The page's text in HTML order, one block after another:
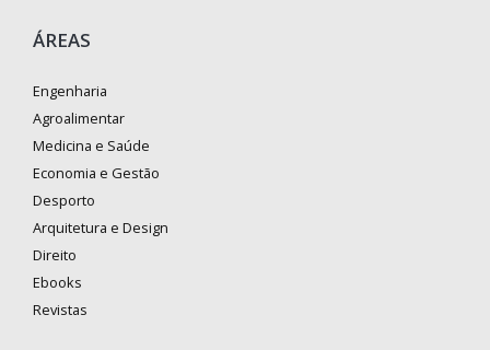
ÁREAS
Engenharia
Agroalimentar
Medicina e Saúde
Economia e Gestão
Desporto
Arquitetura e Design
Direito
Ebooks
Revistas